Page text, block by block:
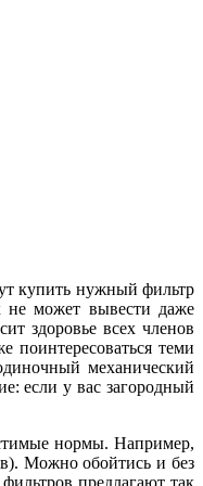
купить нужный фильтр
не может вывести даже
здоровье всех членов
поинтересоваться теми
механический
если у вас загородный
нормы. Например,
Можно обойтись и без
предлагают так